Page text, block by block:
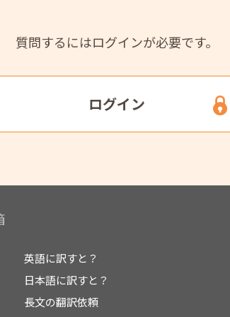
質問するにはログインが必要です。
ログイン
英語に訳すと？
日本語に訳すと？
長文の翻訳依頼